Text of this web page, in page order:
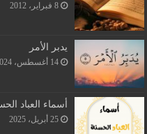
8 فبراير، 2012
يدبر الأمر
14 أغسطس، 2024
أسماء العباد
25 أبريل، 2025